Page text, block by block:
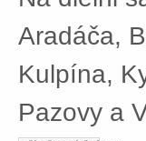
Aradáča,
Kulpína,
Pazovy a